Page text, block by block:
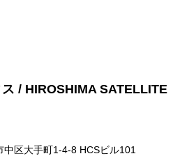
/ HIROSHIMA SATELLITE
区大手町1-4-8 HCSビル101